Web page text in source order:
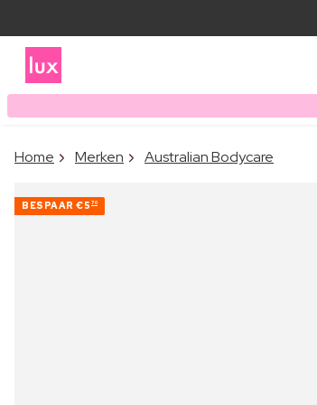
Home Merken Australian Bodycare
BESPAAR €5 70